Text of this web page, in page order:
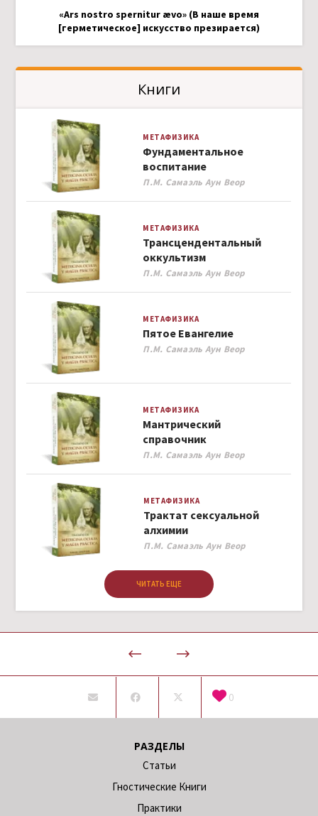
«Ars nostro spernitur ævo» (В наше время
[герметическое] искусство презирается)
Книги
МЕТАФИЗИКА
Фундаментальное
воспитание
Author
П.М. Самаэль Аун Веор
МЕТАФИЗИКА
Трансцендентальный
оккультизм
Author
П.М. Самаэль Аун Веор
МЕТАФИЗИКА
Пятое Евангелие
Author
П.М. Самаэль Аун Веор
МЕТАФИЗИКА
Мантрический
справочник
Author
П.М. Самаэль Аун Веор
МЕТАФИЗИКА
Трактат сексуальной
алхимии
Author
П.М. Самаэль Аун Веор
ЧИТАТЬ ЕЩЕ
0
РАЗДЕЛЫ
Статьи
Гностические Книги
Практики